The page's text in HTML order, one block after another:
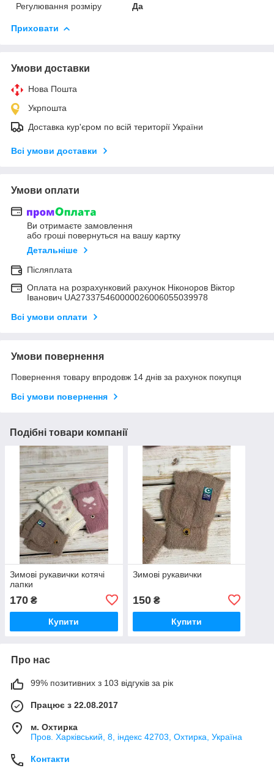
Регулювання розміру
Да
Приховати
Умови доставки
Нова Пошта
Укрпошта
Доставка кур'єром по всій території України
Всі умови доставки
Умови оплати
Ви отримаєте замовлення
або гроші повернуться на вашу картку
Детальніше
Післяплата
Оплата на розрахунковий рахунок Ніконоров Віктор
Іванович UA273375460000026006055039978
Всі умови оплати
Умови повернення
Повернення товару впродовж 14 днів за рахунок покупця
Всі умови повернення
Подібні товари компанії
Зимові рукавички котячі
лапки
170 ₴
Купити
Зимові рукавички
150₴
Купити
Про нас
99% позитивних з 103 відгуків за рік
Працює з 22.08.2017
м. Охтирка
Пров. Харківський, 8, індекс 42703, Охтирка, Україна
Контакти